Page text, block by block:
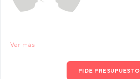
Ver más
PIDE PRESUPUESTO